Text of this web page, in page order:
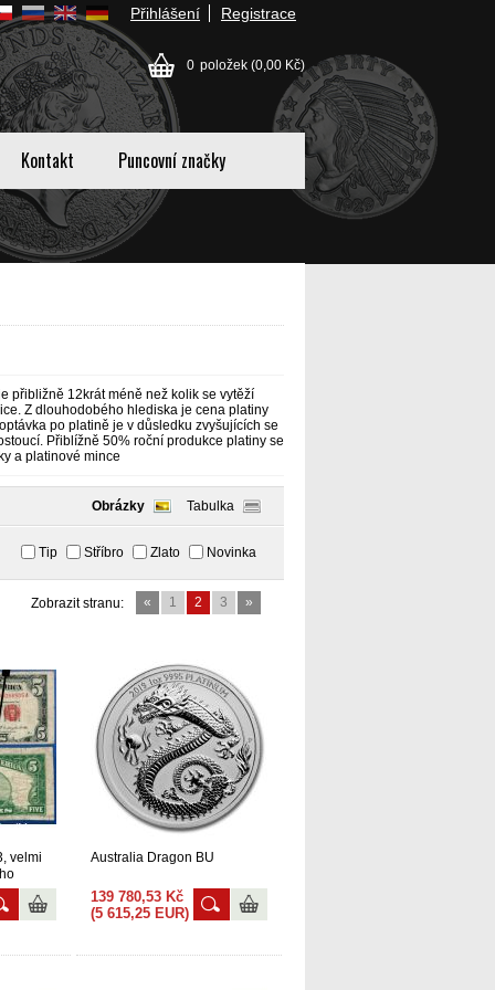
Přihlášení Registrace
0 položek (0,00 Kč)
Kontakt Puncovní značky
přibližně 12krát méně než kolik se vytěží
Z dlouhodobého hlediska je cena platiny
po platině je v důsledku zvyšujících se
Přiblížně 50% roční produkce platiny se
a platinové mince
Obrázky Tabulka
Tip Stříbro Zlato Novinka
Zobrazit stranu: « 1 2 3 »
velmi
Australia Dragon BU
139 780,53 Kč
(5 615,25 EUR)